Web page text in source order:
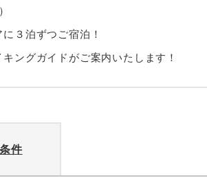
３泊ずつご宿泊！
ングガイドがご案内いたします！
件